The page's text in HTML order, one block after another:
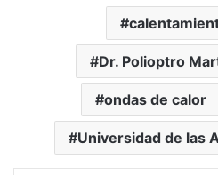
Dr. Polioptro
ondas de calor
Universidad de las